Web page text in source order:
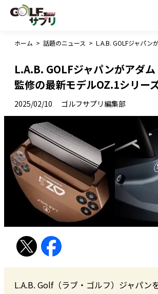
ホーム > 話題のニュース >
L.A.B. GOLFジャパンがアダ
監修の最新モデルOZ.1シリー
2025/02/10 ゴルフサプリ編集部
L.A.B. Golf（ラブ・ゴルフ）ジャパン